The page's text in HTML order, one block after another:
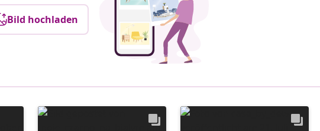
Bild hochladen